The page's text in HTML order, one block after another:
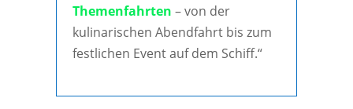
Themenfahrten – von der
kulinarischen Abendfahrt bis zum
festlichen Event auf dem Schiff.“